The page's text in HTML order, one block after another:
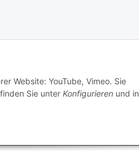
Website: YouTube, Vimeo. Sie
Sie unter Konfigurieren und in